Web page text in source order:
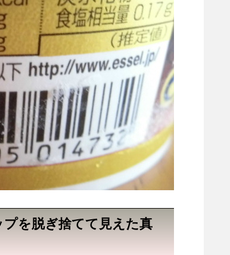
プを脱ぎ捨てて見えた真